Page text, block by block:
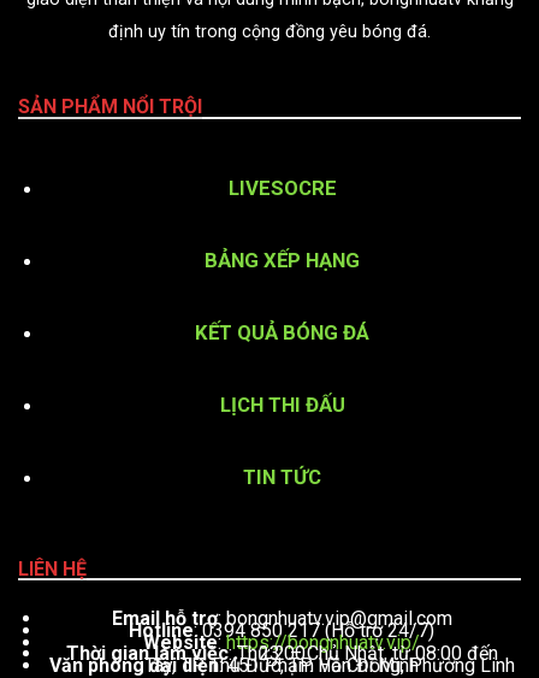
định uy tín trong cộng đồng yêu bóng đá.
SẢN PHẨM NỔI TRỘI
LIVESOCRE
BẢNG XẾP HẠNG
KẾT QUẢ BÓNG ĐÁ
LỊCH THI ĐẤU
TIN TỨC
LIÊN HỆ
Email hỗ trợ:bongnhuatv.vip@gmail.com
Hotline: 0394 850 217 (Hỗ trợ 24/7)
Website:https://bongnhuatv.vip/
Thời gian làm việc : Thứ 2 – Chủ Nhật, từ 08:00 đến 23:00
Văn phòng đại diện: 451 Phạm Văn Đồng, Phường Linh Tây, TP. Thủ Đức, TP. Hồ Chí Minh